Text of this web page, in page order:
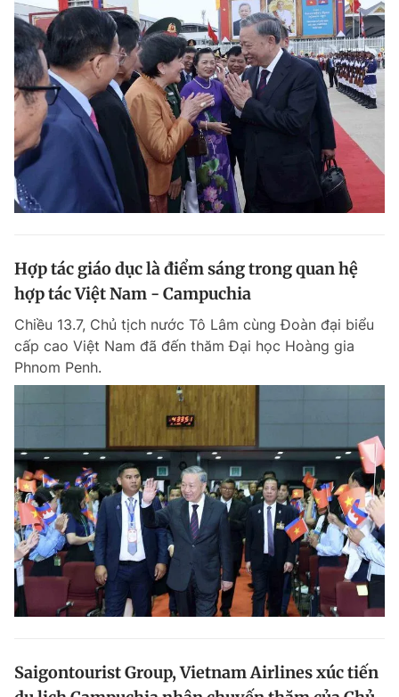
Hợp tác giáo dục là điểm sáng trong quan hệ
hợp tác Việt Nam - Campuchia
Chiều 13.7, Chủ tịch nước Tô Lâm cùng Đoàn đại biểu
cấp cao Việt Nam đã đến thăm Đại học Hoàng gia
Phnom Penh.
Saigontourist Group, Vietnam Airlines xúc tiến